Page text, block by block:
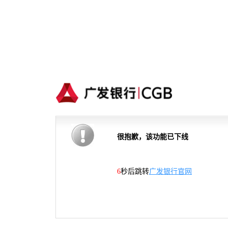
很抱歉，该功能已下线
5秒后跳转广发银行官网